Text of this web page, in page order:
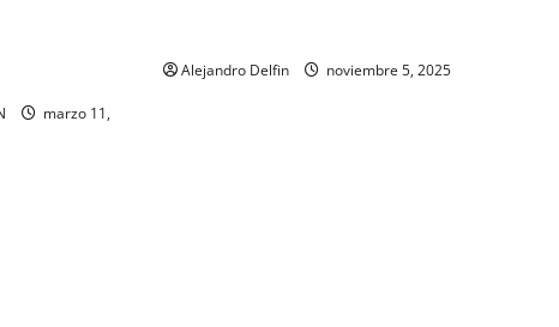
marzo 11,
Alejandro Delfin noviembre 5, 2025